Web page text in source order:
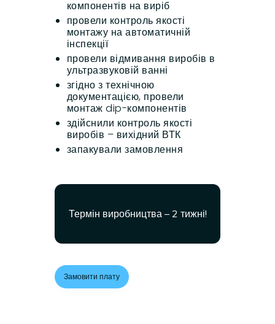
компонентів на виріб
провели контроль якості
монтажу на автоматичній
інспекції
провели відмивання виробів в
ультразвуковій ванні
згідно з технічною
документацією, провели
монтаж dip-компонентів
здійснили контроль якості
виробів – вихідний ВТК
запакували замовлення
Термін виробництва – 2 тижні!
Замовити плату